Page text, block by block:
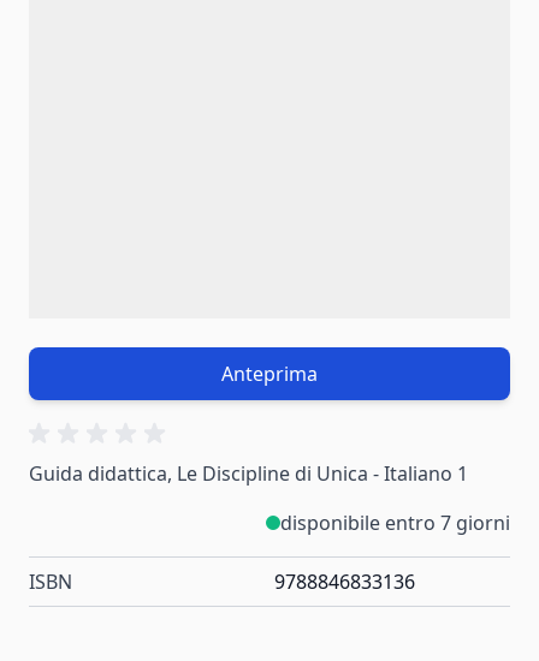
Anteprima
Guida didattica, Le Discipline di Unica - Italiano 1
disponibile entro 7 giorni
ISBN 9788846833136